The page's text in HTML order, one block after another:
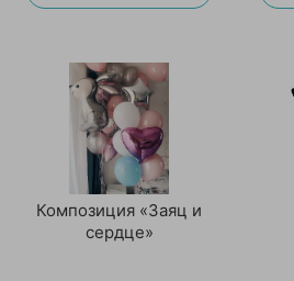
Композиция «Заяц и
сердце»